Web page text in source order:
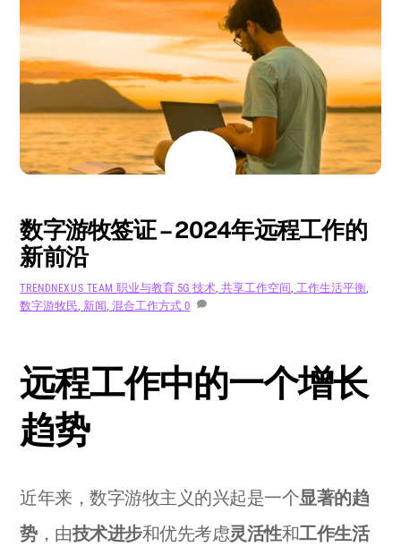
数字游牧签证 – 2024年远程工作的
新前沿
TRENDNEXUS TEAM 职业与教育 5G 技术,共享工作空间,工作生活平衡,
数字游牧民, 新闻,混合工作方式 0
远程工作中的一个增长
趋势
近年来，数字游牧主义的兴起是一个显著的趋
势，由技术进步和优先考虑灵活性和工作生活